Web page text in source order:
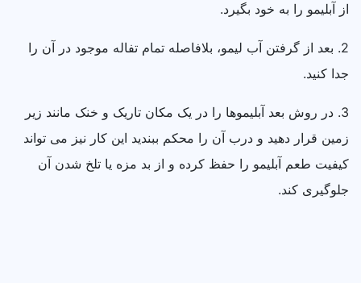
از آبلیمو را به خود بگیرد.
2. بعد از گرفتن آب لیمو، بلافاصله تمام تفاله موجود در آن را
جدا کنید.
3. در روش بعد آبلیموها را در یک مکان تاریک و خنک مانند زیر
زمین قرار دهید و درب آن را محکم ببندید این کار نیز می‌ تواند
کیفیت طعم آبلیمو را حفظ کرده و از بد مزه یا تلخ شدن آن
جلوگیری کند.